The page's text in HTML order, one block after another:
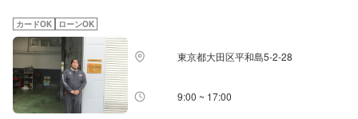
フが、あなたのお車を隅々までチェック、メンテナンスします。\パーツ持ち
込みについて/パーツのお持ち込みは可能です！ご希望の方はオファーをお送
りいただく際に、パーツの詳細とお車の車検証、または車種情報をお送りく
ださい。場合によっては対応できかねることもございますので、あらかじめ
ご了承ください。\代車について/作業中は代車をお出しすることも可能ですの
で、ご希望の方はお気軽にお申し付けください。※燃料代はお客さま負担とな
ります。\営業時間・定休日/営業時間：8:45～18:00定休日：日曜日
カードOK ローンOK
東京都大田区平和島5-2-28
9:00 ~ 17:00